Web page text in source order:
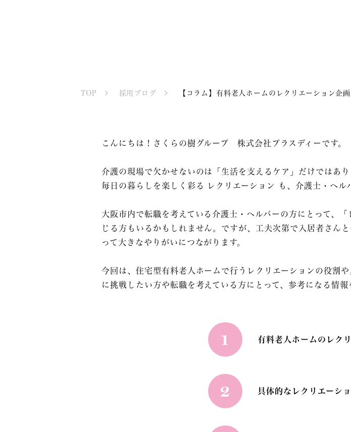
TOP 採用ブログ 【コラム】有料老人ホームのレクリエーション企
こんにちは！さくらの樹グループ 株式会社プラスディーです。
介護の現場で欠かせないのは「生活を支えるケア」だけではあり
毎日の暮らしを楽しく彩る レクリエーション も、介護士・ヘル
大阪市内で転職を考えている介護士・ヘルパーの方にとって、
じる方もいるかもしれません。ですが、工夫次第で入居者さん
って大きなやりがいにつながります。
今回は、住宅型有料老人ホームで行うレクリエーションの役割
に挑戦したい方や転職を考えている方にとって、参考になる情報
1 有料老人ホームのレク
2 具体的なレクリエーシ